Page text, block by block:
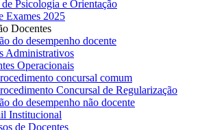
Psicologia e Orientação
Exames 2025
Docentes
do desempenho docente
Administrativos
Operacionais
concursal comum
Concursal de Regularização
do desempenho não docente
Institucional
de Docentes